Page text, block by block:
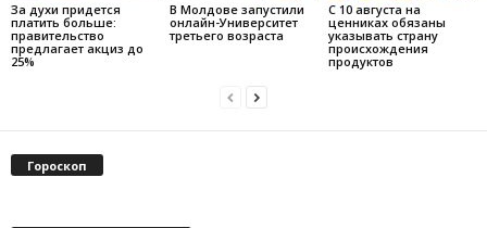
За духи придется
платить больше:
правительство
предлагает акциз до
25%
В Молдове запустили
онлайн-Университет
третьего возраста
С 10 августа на
ценниках обязаны
указывать страну
происхождения
продуктов
Гороскоп